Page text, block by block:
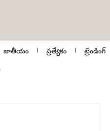
జాతీయం ప్రత్యేకం ట్రెండింగ్